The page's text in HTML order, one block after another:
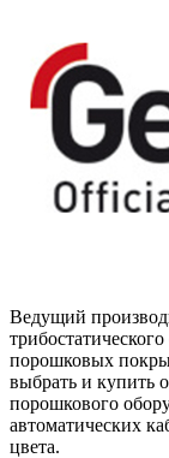
Ведущий
порошковых
выбрать и купить
порошкового
автоматических
цвета.